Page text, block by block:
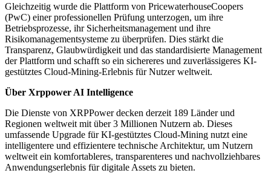
Gleichzeitig wurde die Plattform von PricewaterhouseCoopers
(PwC) einer professionellen Prüfung unterzogen, um ihre
Betriebsprozesse, ihr Sicherheitsmanagement und ihre
Risikomanagementsysteme zu überprüfen. Dies stärkt die
Transparenz, Glaubwürdigkeit und das standardisierte Management
der Plattform und schafft so ein sichereres und zuverlässigeres KI-
gestütztes Cloud-Mining-Erlebnis für Nutzer weltweit.
Über Xrppower AI Intelligence
Die Dienste von XRPPower decken derzeit 189 Länder und
Regionen weltweit mit über 3 Millionen Nutzern ab. Dieses
umfassende Upgrade für KI-gestütztes Cloud-Mining nutzt eine
intelligentere und effizientere technische Architektur, um Nutzern
weltweit ein komfortableres, transparenteres und nachvollziehbares
Anwendungserlebnis für digitale Assets zu bieten.